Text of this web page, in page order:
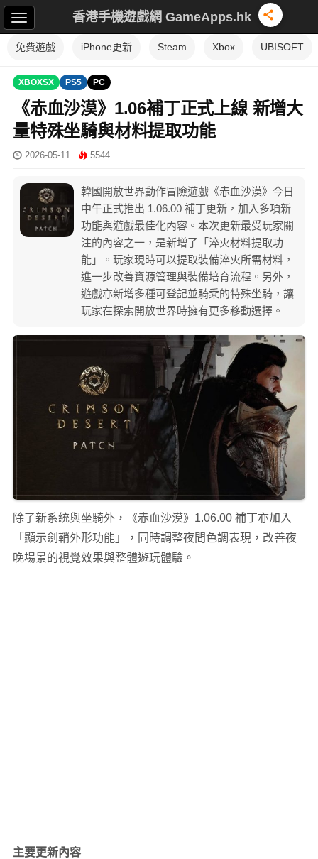
香港手機遊戲網 GameApps.hk
免費遊戲 iPhone更新 Steam Xbox UBISOFT
XBOXSX PS5 PC
《赤血沙漠》1.06補丁正式上線 新增大
量特殊坐騎與材料提取功能
2026-05-11 5544
韓國開放世界動作冒險遊戲《赤血沙漠》今日
中午正式推出 1.06.00 補丁更新，加入多項新
功能與遊戲最佳化內容。本次更新最受玩家關
注的內容之一，是新增了「淬火材料提取功
能」。玩家現時可以提取裝備淬火所需材料，
進一步改善資源管理與裝備培育流程。另外，
遊戲亦新增多種可登記並騎乘的特殊坐騎，讓
玩家在探索開放世界時擁有更多移動選擇。
除了新系統與坐騎外，《赤血沙漠》1.06.00 補丁亦加入
「顯示劍鞘外形功能」，同時調整夜間色調表現，改善夜
晚場景的視覺效果與整體遊玩體驗。
主要更新內容